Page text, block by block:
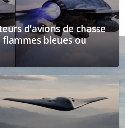
d’avions de chasse
bleues ou